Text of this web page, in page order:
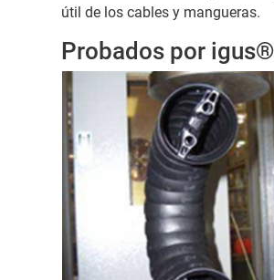
útil de los cables y mangueras.
Probados por igus®